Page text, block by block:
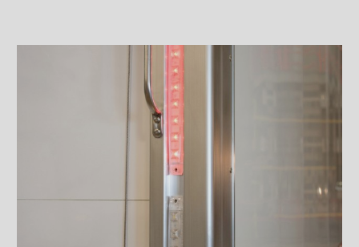
Pare-chocs
Éclairages extérieur
Barre combo D.E.L.
Barre combo D.E.L. avec